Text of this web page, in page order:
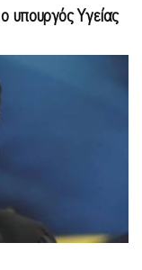
υπουργός Υγείας